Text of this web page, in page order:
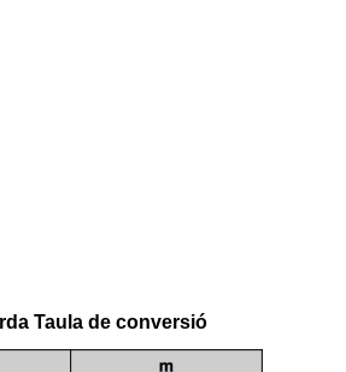
Taula de conversió